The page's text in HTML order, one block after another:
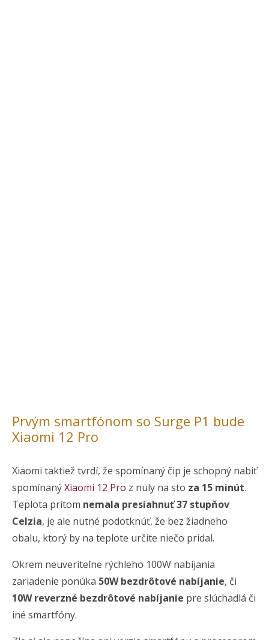
Prvým smartfónom so Surge P1 bude
Xiaomi 12 Pro
Xiaomi taktiež tvrdí, že spomínaný čip je schopný nabiť
spomínanýXiaomi 12 Pro z nuly na sto za 15 minút.
Teplota pritom nemala presiahnuť 37 stupňov
Celzia, je ale nutné podotknúť, že bez žiadneho
obalu, ktorý by na teplote určite niečo pridal.
Okrem neuveriteľne rýchleho 100W nabíjania
zariadenie ponúka 50W bezdrôtové nabíjanie, či
10W reverzné bezdrôtové nabíjanie pre slúchadlá či
iné smartfóny.